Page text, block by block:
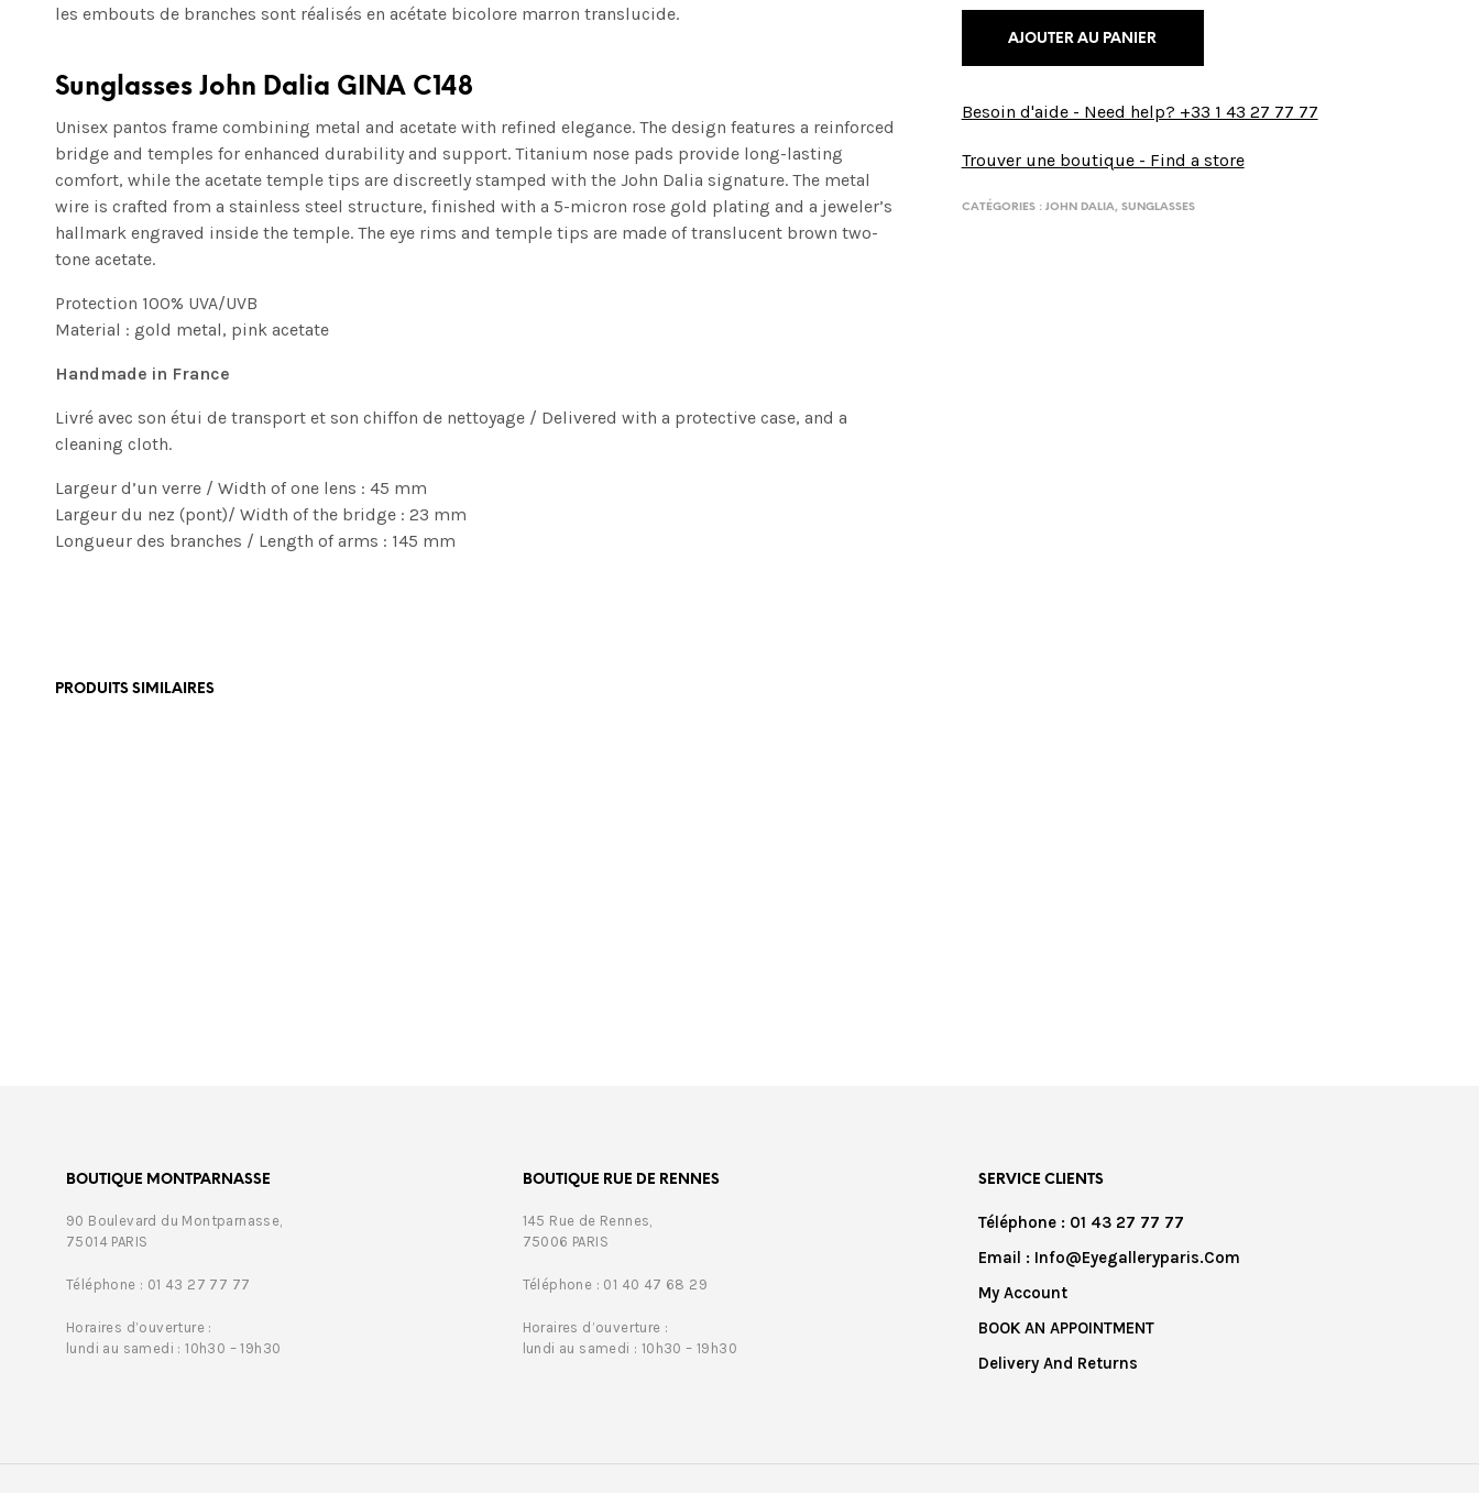
AJOUTER AU PANIER
Besoin d'aide - Need help? +33 1 43 27 77 77
Trouver une boutique - Find a store
CATÉGORIES : JOHN DALIA, SUNGLASSES
les embouts de branches sont réalisés en acétate bicolore marron translucide.
Sunglasses John Dalia GINA C148
Unisex pantos frame combining metal and acetate with refined elegance. The design features a reinforced
bridge and temples for enhanced durability and support. Titanium nose pads provide long-lasting
comfort, while the acetate temple tips are discreetly stamped with the John Dalia signature. The metal
wire is crafted from a stainless steel structure, finished with a 5-micron rose gold plating and a jeweler’s
hallmark engraved inside the temple. The eye rims and temple tips are made of translucent brown two-
tone acetate.
Protection 100% UVA/UVB
Material : gold metal, pink acetate
Handmade in France
Livré avec son étui de transport et son chiffon de nettoyage / Delivered with a protective case, and a
cleaning cloth.
Largeur d’un verre / Width of one lens : 45 mm
Largeur du nez (pont)/ Width of the bridge : 23 mm
Longueur des branches / Length of arms : 145 mm
PRODUITS SIMILAIRES
BOUTIQUE MONTPARNASSE
90 Boulevard du Montparnasse,
75014 PARIS
Téléphone : 01 43 27 77 77
Horaires d’ouverture :
lundi au samedi : 10h30 – 19h30
BOUTIQUE RUE DE RENNES
145 Rue de Rennes,
75006 PARIS
Téléphone : 01 40 47 68 29
Horaires d’ouverture :
lundi au samedi : 10h30 – 19h30
SERVICE CLIENTS
Téléphone : 01 43 27 77 77
Email : Info@eyegalleryparis.com
My Account
BOOK AN APPOINTMENT
Delivery And Returns